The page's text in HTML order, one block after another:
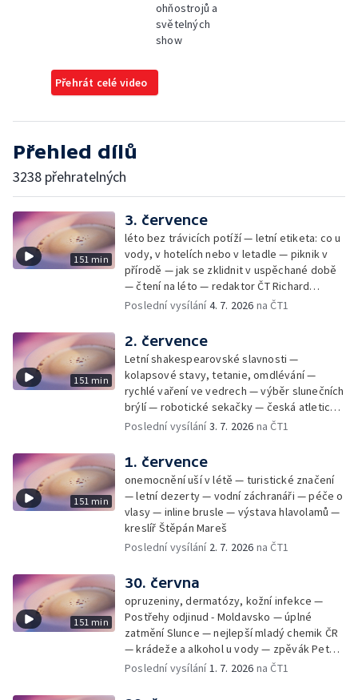
ohňostrojů a
světelných
show
Přehrát celé video
Přehled dílů
3238 přehratelných
151 min
3. července
léto bez trávicích potíží — letní etiketa: co u
vody, v hotelích nebo v letadle — piknik v
přírodě — jak se zklidnit v uspěchané době
— čtení na léto — redaktor ČT Richard
Samko
Poslední vysílání4. 7. 2026 na ČT1
151 min
2. července
Letní shakespearovské slavnosti —
kolapsové stavy, tetanie, omdlévání —
rychlé vaření ve vedrech — výběr slunečních
brýlí — robotické sekačky — česká atletická
rekordmanka — psí seriál: výmarský
Poslední vysílání3. 7. 2026 na ČT1
151 min
1. července
onemocnění uší v létě — turistické značení
— letní dezerty — vodní záchranáři — péče o
vlasy — inline brusle — výstava hlavolamů —
kreslíř Štěpán Mareš
Poslední vysílání 2. 7. 2026 na ČT1
151 min
30. června
opruzeniny, dermatózy, kožní infekce —
Postřehy odjinud - Moldavsko — úplné
zatmění Slunce — nejlepší mladý chemik ČR
— krádeže a alkohol u vody — zpěvák Peter
Cmorik
Poslední vysílání1. 7. 2026 na ČT1